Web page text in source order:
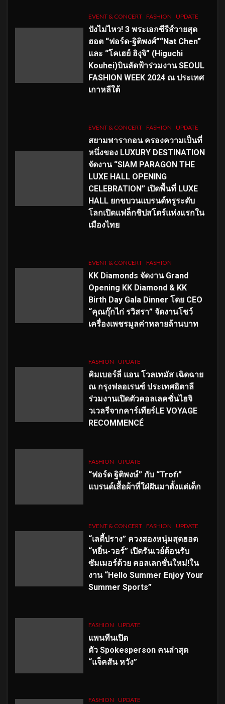
EVENT & CONCERT FASHION UPDATE
ปังไม่ไหว! 3 พระเอกซีรีส์วายสุด
ฮอต “ฟอร์ด-ฐิติพงศ์”“Nat Chen”
และ “โคเฮย์ ฮิงุจิ” (Higuchi
Kouhei)บินลัดฟ้าร่วมงาน SEOUL
FASHION WEEK 2024 ณ ประเทศ
เกาหลีใต้
EVENT & CONCERT FASHION UPDATE
สยามพารากอน ครองความเป็นที่
หนึ่งของ LUXURY DESTINATION
จัดงาน “SIAM PARAGON THE
LUXE HALL OPENING
CELEBRATION” เปิดพื้นที่ LUXE
HALL ยกขบวนแบรนด์หรูระดับ
โลกเปิดแฟล็กชิปสโตร์แห่งแรกใน
เมืองไทย
EVENT & CONCERT FASHION
KK Diamonds จัดงาน Grand
Opening KK Diamond & KK
Birth Day Gala Dinner โดย CEO
“คุณกุ๊กไก่ รวิสรา” จัดงานโชว์
เครื่องเพชรมูลค่าหลายล้านบาท
FASHION UPDATE
คิมเบอร์ลี่ แอน โวลเทมัส เฉิดฉาย
ณ กรุงฟลอเรนซ์ ประเทศอิตาลี
ร่วมงานเปิดตัวคอลเลคชั่นไฮจิ
วเวลรีจากคาร์เทียร์LE VOYAGE
RECOMMENCÉ
FASHION UPDATE
“ฟอร์ด ฐิติพงษ์” กับ “Trofi”
แบรนด์เสื้อผ้าที่ใฝ่ฝันมาตั้งแต่เด็ก
EVENT & CONCERT FASHION UPDATE
“เลดี้ปราง” ควงสองหนุ่มสุดฮอต
“หยิ่น-วอร์” เปิดรันเวย์ต้อนรับ
ซัมเมอร์ด้วย คอลเลกชั่นใหม่!ใน
งาน “Hello Summer Enjoy Your
Summer Sports”
FASHION UPDATE
แพนทีนเปิด
ตัว Spokesperson คนล่าสุด
“แจ็คสัน หวัง”
FASHION UPDATE